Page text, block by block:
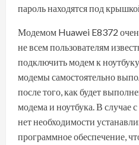
пароль находятся под
Модемом Huawei E8372
не всем пользователям
подключить модем к
модемы самостоятельно
после того, как будет
модема и ноутбука. В
нет необходимости
программное обеспечение,